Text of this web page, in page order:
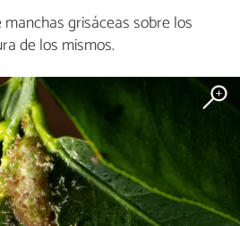
grisáceas sobre los
de los mismos.